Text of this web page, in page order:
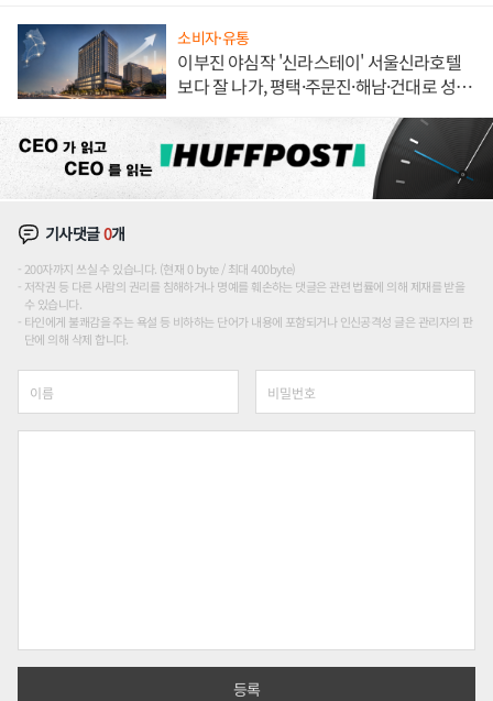
소비자·유통
이부진 야심작 '신라스테이' 서울신라호텔
보다 잘 나가, 평택·주문진·해남·건대로 성
기사댓글0개
200자까지 쓰실 수 있습니다. (현재 0 byte / 최대 400byte)
저작권 등 다른 사람의 권리를 침해하거나 명예를 훼손하는 댓글은 관련 법률에 의해 제재를 받을
수 있습니다.
타인에게 불쾌감을 주는 욕설 등 비하하는 단어가 내용에 포함되거나 인신공격성 글은 관리자의 판
단에 의해 삭제 합니다.